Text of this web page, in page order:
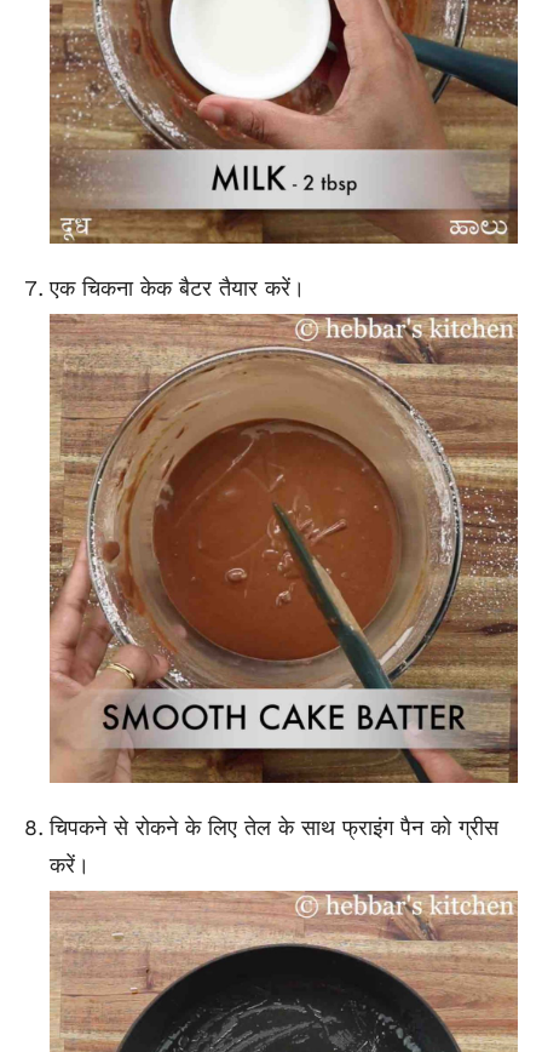
एक चिकना केक बैटर तैयार करें।
चिपकने से रोकने के लिए तेल के साथ फ्राइंग पैन को ग्रीस
करें।